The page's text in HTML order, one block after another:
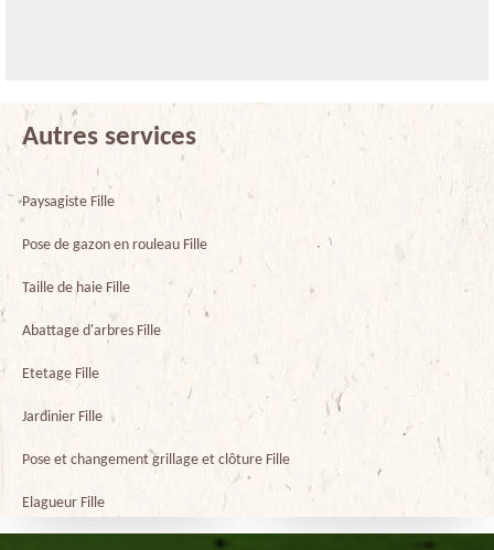
Autres services
Paysagiste Fille
Pose de gazon en rouleau Fille
Taille de haie Fille
Abattage d'arbres Fille
Etetage Fille
Jardinier Fille
Pose et changement grillage et clôture Fille
Elagueur Fille